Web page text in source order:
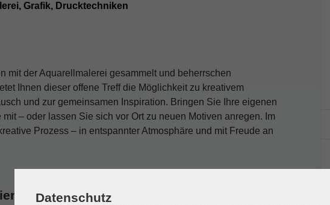
Grafik, Drucktechniken
mit der Aquarellmalerei gesammelt und beherrschen
Ihnen dieser offene Treff die Möglichkeit zu kreativem
und zur gemeinsamen Inspiration. Bringen Sie Ihre eigenen
– oder lassen Sie sich vor Ort zu neuen Motiven anregen. Im
Prozess – in entspannter Atmosphäre und mit Freude an
Datenschutz